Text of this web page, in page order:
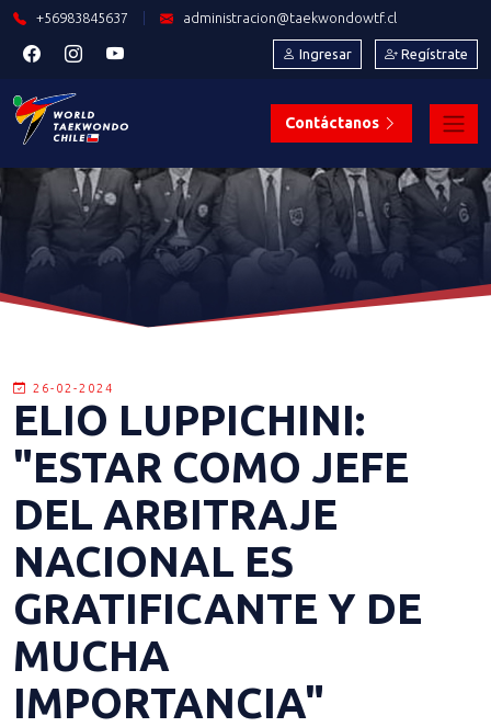
26-02-2024
ELIO LUPPICHINI:
"ESTAR COMO JEFE
DEL ARBITRAJE
NACIONAL ES
GRATIFICANTE Y DE
MUCHA
IMPORTANCIA"
+56983845637 administracion@taekwondowtf.cl
Ingresar Regístrate
Contáctanos